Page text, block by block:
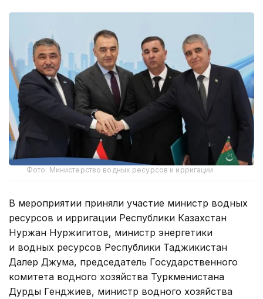
Фото: Министерство водных ресурсов и ирригации
В мероприятии приняли участие министр водных
ресурсов и ирригации Республики Казахстан
Нуржан Нуржигитов, министр энергетики
и водных ресурсов Республики Таджикистан
Далер Джума, председатель Государственного
комитета водного хозяйства Туркменистана
Дурды Генджиев, министр водного хозяйства